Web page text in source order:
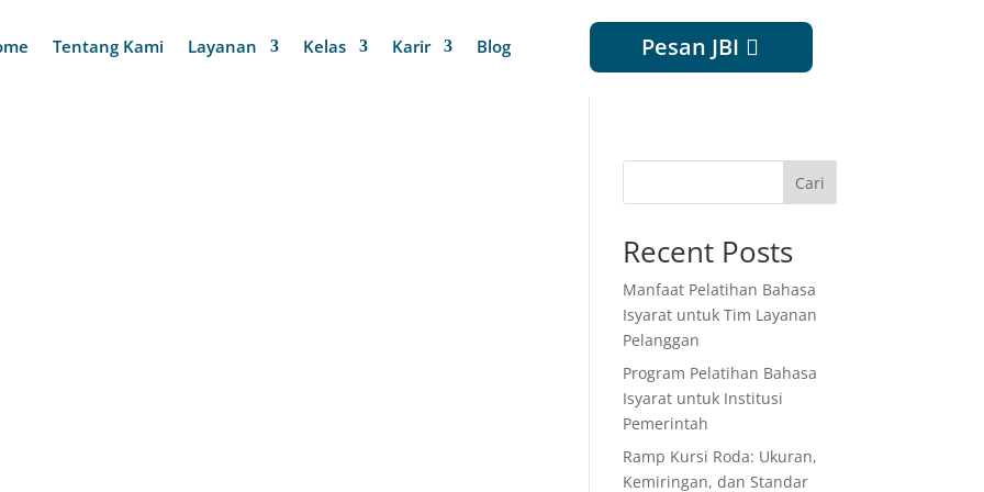
Tentang Kami Layanan Kelas Karir Blog Pesan JBI
Cari
Recent Posts
Manfaat Pelatihan Bahasa
Isyarat untuk Tim Layanan
Pelanggan
Program Pelatihan Bahasa
Isyarat untuk Institusi
Pemerintah
Ramp Kursi Roda: Ukuran,
Kemiringan, dan Standar